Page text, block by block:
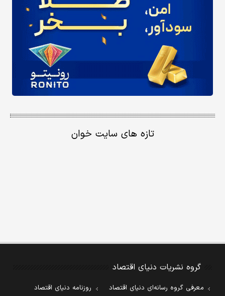
تازه های سایت خوان
گروه نشریات دنیای اقتصاد
معرفی گروه رسانه‌ای دنیای اقتصاد
روزنامه دنیای اقتصاد